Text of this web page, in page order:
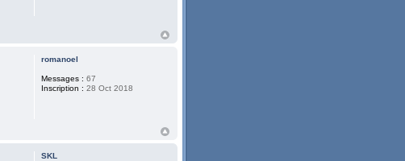
romanoel
Messages : 67
Inscription : 28 Oct 2018
SKL